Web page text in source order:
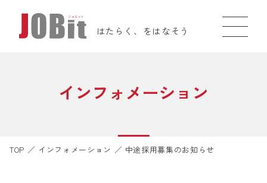
はたらく、をはなそう
インフォメーション
TOP ／ インフォメーション ／ 中途採用募集のお知らせ